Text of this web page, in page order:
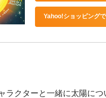
Yahoo!ショッピング
ラクターと一緒に太陽に